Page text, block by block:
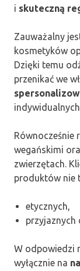
i skuteczną
Zauważalny
kosmetyków
Dzięki temu
przenikać we
Równocześnie
wegańskimi
zwierzętach.
produktów nie
etycznych,
przyjaznych
W odpowiedzi
wyłącznie na